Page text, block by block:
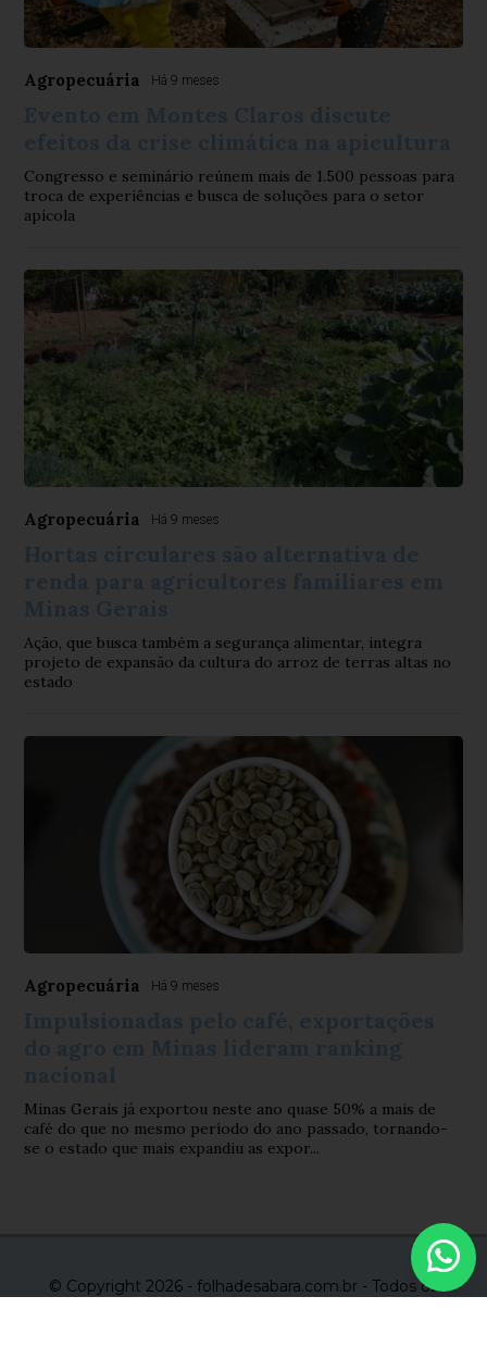
Agropecuária Há 9 meses
Congresso e seminário reúnem mais de 1.500 pessoas para
troca de experiências e busca de soluções para o setor
apícola
Agropecuária Há 9 meses
Ação, que busca também a segurança alimentar, integra
projeto de expansão da cultura do arroz de terras altas no
estado
Agropecuária Há 9 meses
Minas Gerais já exportou neste ano quase 50% a mais de
café do que no mesmo período do ano passado, tornando-
se o estado que mais expandiu as expor...
© Copyright 2026 - folhadesabara.com.br - Todos os